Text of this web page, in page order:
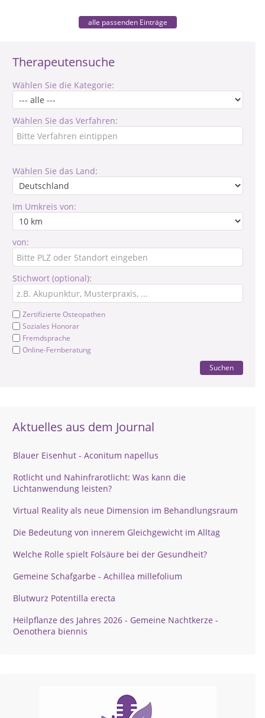
Therapeutensuche
Wählen Sie die Kategorie:
Wählen Sie das Verfahren:
Wählen Sie das Land:
Im Umkreis von:
von:
Stichwort (optional):
Zertifizierte Osteopathen
Soziales Honorar
Fremdsprache
Online-Fernberatung
Suchen
Aktuelles aus dem Journal
Blauer Eisenhut - Aconitum napellus
Rotlicht und Nahinfrarotlicht: Was kann die
Lichtanwendung leisten?
Virtual Reality als neue Dimension im Behandlungsraum
Die Bedeutung von innerem Gleichgewicht im Alltag
Welche Rolle spielt Folsäure bei der Gesundheit?
Gemeine Schafgarbe - Achillea millefolium
Blutwurz Potentilla erecta
Heilpflanze des Jahres 2026 - Gemeine Nachtkerze -
Oenothera biennis
alle passenden Einträge